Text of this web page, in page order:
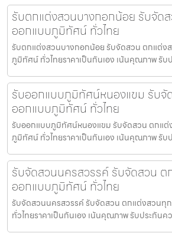
รับตกแต่งสวนบางกอกน้อย รับจัด
ออกแบบภูมิทัศน์ ทั่วไทย
รับตกแต่งสวนบางกอกน้อย รับจัดสวน ตกแต่ง
ภูมิทัศน์ ทั่วไทยราคาเป็นกันเอง เน้นคุณภาพ รับ
รับออกแบบภูมิทัศน์หนองแขม รับจั
ออกแบบภูมิทัศน์ ทั่วไทย
รับออกแบบภูมิทัศน์หนองแขม รับจัดสวน ตกแ
ภูมิทัศน์ ทั่วไทยราคาเป็นกันเอง เน้นคุณภาพ รับ
รับจัดสวนนครสวรรค์ รับจัดสวน ต
ออกแบบภูมิทัศน์ ทั่วไทย
รับจัดสวนนครสวรรค์ รับจัดสวน ตกแต่งสวน
ทั่วไทยราคาเป็นกันเอง เน้นคุณภาพ รับประกันค